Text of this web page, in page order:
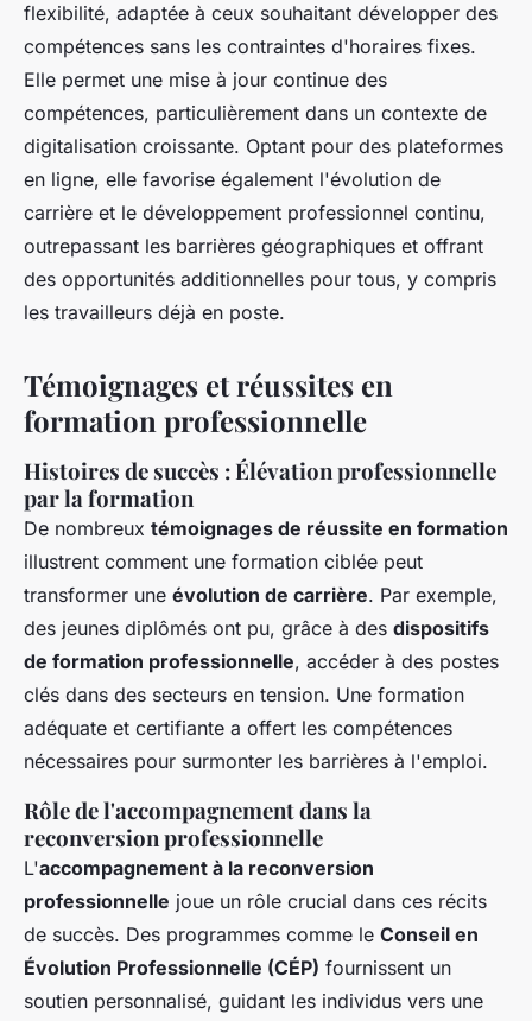
flexibilité, adaptée à ceux souhaitant développer des
compétences sans les contraintes d'horaires fixes.
Elle permet une mise à jour continue des
compétences, particulièrement dans un contexte de
digitalisation croissante. Optant pour des plateformes
en ligne, elle favorise également l'évolution de
carrière et le développement professionnel continu,
outrepassant les barrières géographiques et offrant
des opportunités additionnelles pour tous, y compris
les travailleurs déjà en poste.
Témoignages et réussites en
formation professionnelle
Histoires de succès : Élévation professionnelle
par la formation
De nombreux témoignages de réussite en formation
illustrent comment une formation ciblée peut
transformer une évolution de carrière. Par exemple,
des jeunes diplômés ont pu, grâce à des dispositifs
de formation professionnelle, accéder à des postes
clés dans des secteurs en tension. Une formation
adéquate et certifiante a offert les compétences
nécessaires pour surmonter les barrières à l'emploi.
Rôle de l'accompagnement dans la
reconversion professionnelle
L'accompagnement à la reconversion
professionnelle joue un rôle crucial dans ces récits
de succès. Des programmes comme le Conseil en
Évolution Professionnelle (CÉP) fournissent un
soutien personnalisé, guidant les individus vers une